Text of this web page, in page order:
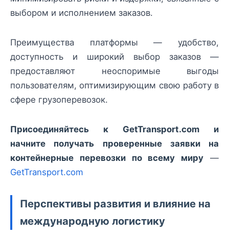
выбором и исполнением заказов.
Преимущества платформы — удобство,
доступность и широкий выбор заказов —
предоставляют неоспоримые выгоды
пользователям, оптимизирующим свою работу в
сфере грузоперевозок.
Присоединяйтесь к GetTransport.com и
начните получать проверенные заявки на
контейнерные перевозки по всему миру —
GetTransport.com
Перспективы развития и влияние на
международную логистику